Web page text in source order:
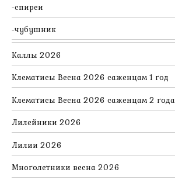
спиреи
чубушник
Каллы 2026
Клематисы Весна 2026 саженцам 1 год
Клематисы Весна 2026 саженцам 2 года
Лилейники 2026
Лилии 2026
Многолетники весна 2026